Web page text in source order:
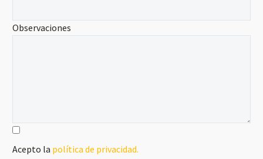
Observaciones
Acepto la política de privacidad.